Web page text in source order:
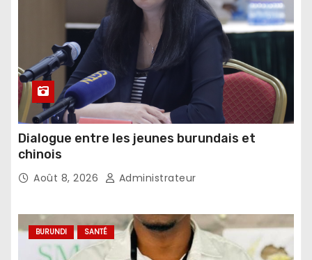
Dialogue entre les jeunes burundais et
chinois
Août 8, 2026 Administrateur
BURUNDI SANTÉ